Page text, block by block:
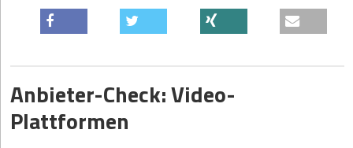
Anbieter-Check: Video-
Plattformen